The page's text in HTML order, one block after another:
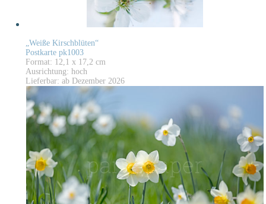
„Weiße Kirschblüten“
Postkarte pk1003
Format: 12,1 x 17,2 cm
Ausrichtung: hoch
Lieferbar: ab Dezember 2026